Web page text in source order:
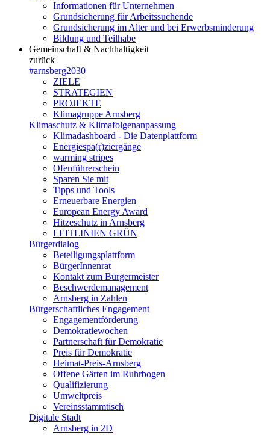
Informationen für Unternehmen
Grundsicherung für Arbeitssuchende
Grundsicherung im Alter und bei Erwerbsminderung
Bildung und Teilhabe
Gemeinschaft & Nachhaltigkeit
zurück
#arnsberg2030
ZIELE
STRATEGIEN
PROJEKTE
Klimagruppe Arnsberg
Klimaschutz & Klimafolgenanpassung
Klimadashboard - Die Datenplattform
Energiespa(r)ziergänge
warming stripes
Ofenführerschein
Sparen Sie mit
Tipps und Tools
Erneuerbare Energien
European Energy Award
Hitzeschutz in Arnsberg
LEITLINIEN GRÜN
Bürgerdialog
Beteiligungsplattform
BürgerInnenrat
Kontakt zum Bürgermeister
Beschwerdemanagement
Arnsberg in Zahlen
Bürgerschaftliches Engagement
Engagementförderung
Demokratiewochen
Partnerschaft für Demokratie
Preis für Demokratie
Heimat-Preis-Arnsberg
Offene Gärten im Ruhrbogen
Qualifizierung
Umweltpreis
Vereinsstammtisch
Digitale Stadt
Arnsberg in 2D